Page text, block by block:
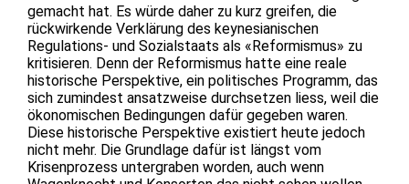
gemacht hat. Es würde daher zu kurz greifen, die
rückwirkende Verklärung des keynesianischen
Regulations- und Sozialstaats als «Reformismus» zu
kritisieren. Denn der Reformismus hatte eine reale
historische Perspektive, ein politisches Programm, das
sich zumindest ansatzweise durchsetzen liess, weil die
ökonomischen Bedingungen dafür gegeben waren.
Diese historische Perspektive existiert heute jedoch
nicht mehr. Die Grundlage dafür ist längst vom
Krisenprozess untergraben worden, auch wenn